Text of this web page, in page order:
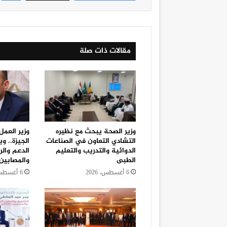
مقالات ذات صلة
وزير الصحة يبحث مع نظيره
التشادي التعاون في الصناعات
الدوائية والتدريب والتعليم
الطبى
6 أغسطس، 2026
وزير
الدعم
6 أغسطس، 2026